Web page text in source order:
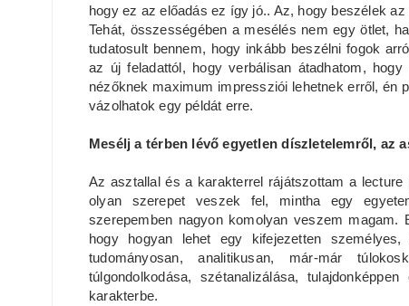
hogy ez az előadás ez így jó.. Az, hogy beszélek
Tehát, összességében a mesélés nem egy ötlet,
tudatosult bennem, hogy inkább beszélni fogok
az új feladattól, hogy verbálisan átadhatom,
nézőknek maximum impressziói lehetnek erről, én
vázolhatok egy példát erre.
Mesélj a térben lévő egyetlen díszletelemről, az
Az asztallal és a karakterrel rájátszottam a
olyan szerepet veszek fel, mintha egy
szerepemben nagyon komolyan veszem
hogy hogyan lehet egy kifejezetten
tudományosan, analitikusan, már-már
túlgondolkodása, szétanalizálása,
karakterbe.